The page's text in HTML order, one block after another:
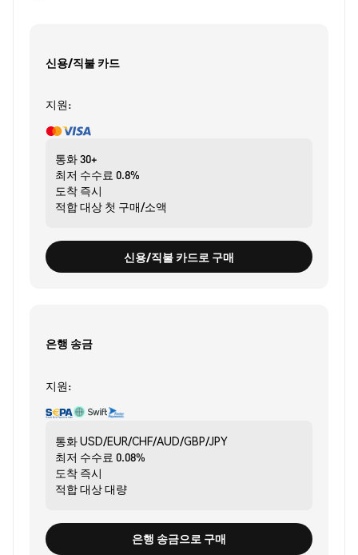
신용/직불 카드
지원:
통화30+
최저 수수료 0.8%
도착 즉시
적합 대상 첫 구매/소액
신용/직불 카드로 구매
은행 송금
지원:
통화USD/EUR/CHF/AUD/GBP/JPY
최저 수수료 0.08%
도착 즉시
적합 대상대량
은행 송금으로 구매